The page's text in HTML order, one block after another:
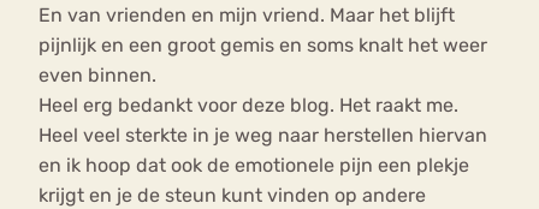
En van vrienden en mijn vriend. Maar het blijft
pijnlijk en een groot gemis en soms knalt het weer
even binnen.
Heel erg bedankt voor deze blog. Het raakt me.
Heel veel sterkte in je weg naar herstellen hiervan
en ik hoop dat ook de emotionele pijn een plekje
krijgt en je de steun kunt vinden op andere